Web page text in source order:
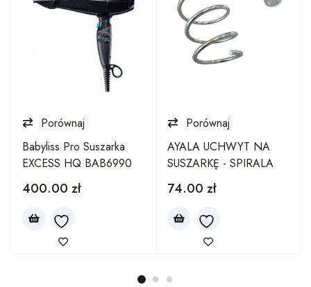
Porównaj
Babyliss Pro Suszarka
EXCESS HQ BAB6990
400.00 zł
Porównaj
AYALA UCHWYT NA
SUSZARKĘ - SPIRALA
74.00 zł